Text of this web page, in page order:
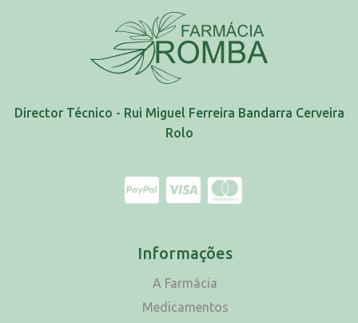
Director Técnico - Rui Miguel Ferreira Bandarra Cerveira
Rolo
Informações
A Farmácia
Medicamentos